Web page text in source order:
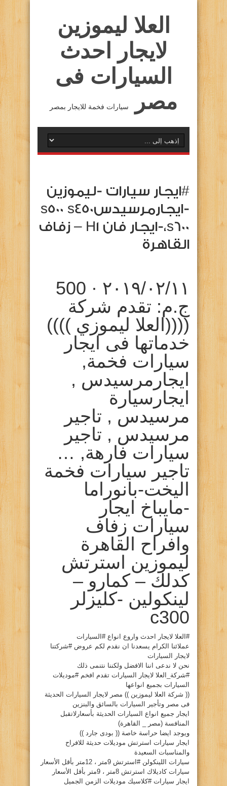
العلا ليموزين
لايجار احدث
السيارات فى
مصر
سيارات فخمة للايجار بمصر
#ايجار سيارات -ليموزين
-ايجارمرسيدسs500 s450
s600،-ايجار فان H1 – زفاف
القاهرة
١١‏/٠٢‏/٢٠١٩ ·
500
ج.م: تقدم شركة
((((العلا ليموزي ))))
خدماتها فى ايجار
سيارات فخمة,
ايجارمرسيدس ,
ايجارسيارة
مرسيدس , تاجير
مرسيدس , تاجير
سيارات فارهة, …
تاجير سيارات فخمة
اليخت-بانوراما
-مايباخ ايجار
سيارات زفاف
وافراح القاهرة
ليموزين استرتش
كدلك – كمارو –
لينكولين -كليزلر
c300
#العلا لايجار احدث واروع انواع #السيارات
عملائنا الكرام يسعدنا ان نقدم لكم عروض #شركتنا
لايجار السيارات
نحن لا ندعى اننا الافضل ولكننا نتنمى ذلك
#شركة_العلا لايجار السيارات تقدم افخم #موديلات
السيارات بجميع انواعها
(( شركة العلا ليموزين )) مصر لايجار السيارات الحديثة
فى مصر وتأجير السيارات بالسائق والبنزين
ايجار جميع انواع السيارات الحديثة بأسعارلاتقبل
المنافسة (مصر _ القاهرة)
ويوجد ايضا حراسة خاصة (( بودى جارد ))
ايجار سيارات استرتش موديلات حديثة للافراح
والمناسبات السعيدة
سيارات اللينكولن #استرتش 9متر ، 12متر بأقل الأسعار
سيارات كاديلاك استرتش 8متر ، 9متر بأقل الأسعار
ايجار سيارات #كلاسيك موديلات الزمن الجميل